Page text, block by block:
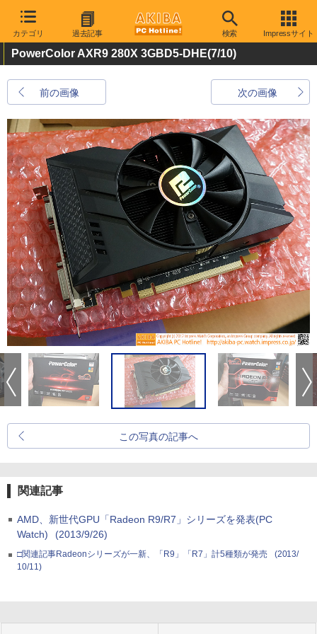
カテゴリ 過去記事 検索 Impressサイト
PowerColor AXR9 280X 3GBD5-DHE(7/10)
前の画像 次の画像
この写真の記事へ
関連記事
AMD、新世代GPU「Radeon R9/R7」シリーズを発表(PC
Watch)
(2013/9/26)
□関連記事Radeonシリーズが一新、「R9」「R7」計5種類が発売
(2013/
10/11)